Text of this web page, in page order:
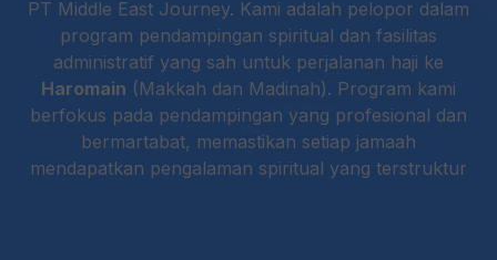
PT Middle East Journey. Kami adalah pelopor dalam
program pendampingan spiritual dan fasilitas
administratif yang sah untuk perjalanan haji ke
Haromain (Makkah dan Madinah). Program kami
berfokus pada pendampingan yang profesional dan
bermartabat, memastikan setiap jamaah
mendapatkan pengalaman spiritual yang terstruktur